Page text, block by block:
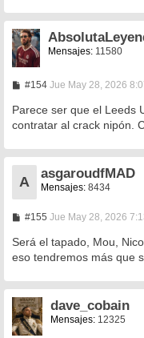
Mensajes: 11580
#154M
n
a
e
Jue May 28, 2026
Parece ser que el Leeds
contratar al crack nipón.
A
asgaroudfMAD
Mensajes: 8434
#155M
n
s
a
e
Jue May 28, 2026
Será el tapado, Mou,
eso tendremos más que
dave_cobain
Mensajes: 12325